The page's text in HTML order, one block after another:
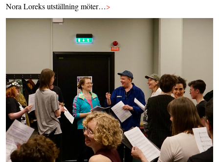
Nora Loreks utställning möter…>